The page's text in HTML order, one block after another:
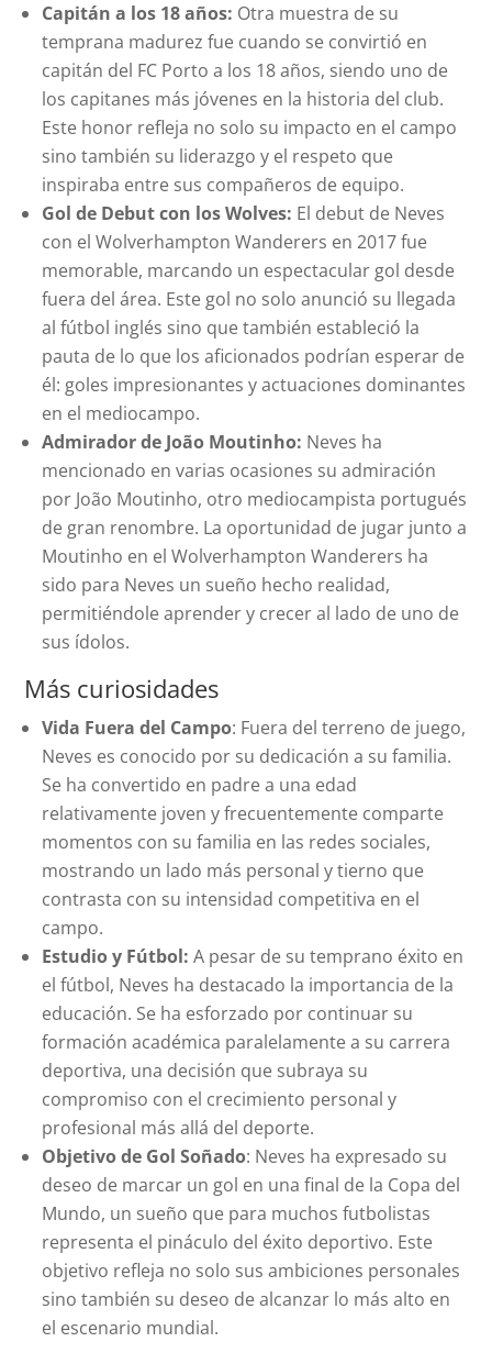
Capitán a los 18 años: Otra muestra de su
temprana madurez fue cuando se convirtió en
capitán del FC Porto a los 18 años, siendo uno de
los capitanes más jóvenes en la historia del club.
Este honor refleja no solo su impacto en el campo
sino también su liderazgo y el respeto que
inspiraba entre sus compañeros de equipo.
Gol de Debut con los Wolves: El debut de Neves
con el Wolverhampton Wanderers en 2017 fue
memorable, marcando un espectacular gol desde
fuera del área. Este gol no solo anunció su llegada
al fútbol inglés sino que también estableció la
pauta de lo que los aficionados podrían esperar de
él: goles impresionantes y actuaciones dominantes
en el mediocampo.
Admirador de João Moutinho: Neves ha
mencionado en varias ocasiones su admiración
por João Moutinho, otro mediocampista portugués
de gran renombre. La oportunidad de jugar junto a
Moutinho en el Wolverhampton Wanderers ha
sido para Neves un sueño hecho realidad,
permitiéndole aprender y crecer al lado de uno de
sus ídolos.
Más curiosidades
Vida Fuera del Campo: Fuera del terreno de juego,
Neves es conocido por su dedicación a su familia.
Se ha convertido en padre a una edad
relativamente joven y frecuentemente comparte
momentos con su familia en las redes sociales,
mostrando un lado más personal y tierno que
contrasta con su intensidad competitiva en el
campo.
Estudio y Fútbol:A pesar de su temprano éxito en
el fútbol, Neves ha destacado la importancia de la
educación. Se ha esforzado por continuar su
formación académica paralelamente a su carrera
deportiva, una decisión que subraya su
compromiso con el crecimiento personal y
profesional más allá del deporte.
Objetivo de Gol Soñado: Neves ha expresado su
deseo de marcar un gol en una final de la Copa del
Mundo, un sueño que para muchos futbolistas
representa el pináculo del éxito deportivo. Este
objetivo refleja no solo sus ambiciones personales
sino también su deseo de alcanzar lo más alto en
el escenario mundial.